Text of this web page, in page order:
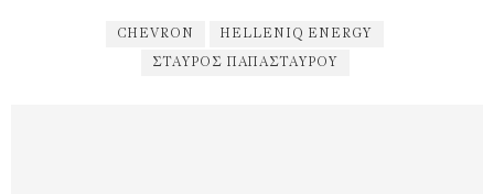
CHEVRON HELLENIQ ENERGY
ΣΤΑΎΡΟΣ ΠΑΠΑΣΤΑΎΡΟΥ